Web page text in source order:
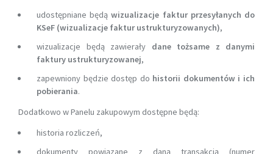
udostępniane będąwizualizacje faktur przesyłanych do
KSeF (wizualizacje faktur ustrukturyzowanych),
wizualizacje będą zawierały dane tożsame z danymi
faktury ustrukturyzowanej,
zapewniony będzie dostęp do historii dokumentów i ich
pobierania.
Dodatkowo w Panelu zakupowym dostępne będą:
historia rozliczeń,
dokumenty powiązane z daną transakcją (numer